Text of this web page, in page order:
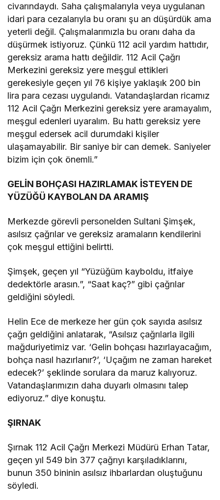
civarındaydı. Saha çalışmalarıyla veya uygulanan
idari para cezalarıyla bu oranı şu an düşürdük ama
yeterli değil. Çalışmalarımızla bu oranı daha da
düşürmek istiyoruz. Çünkü 112 acil yardım hattıdır,
gereksiz arama hattı değildir. 112 Acil Çağrı
Merkezini gereksiz yere meşgul ettikleri
gerekesiyle geçen yıl 76 kişiye yaklaşık 200 bin
lira para cezası uygulandı. Vatandaşlardan ricamız
112 Acil Çağrı Merkezini gereksiz yere aramayalım,
meşgul edenleri uyaralım. Bu hattı gereksiz yere
meşgul edersek acil durumdaki kişiler
ulaşamayabilir. Bir saniye bir can demek. Saniyeler
bizim için çok önemli.”
GELİN BOHÇASI HAZIRLAMAK İSTEYEN DE
YÜZÜĞÜ KAYBOLAN DA ARAMIŞ
Merkezde görevli personelden Sultani Şimşek,
asılsız çağrılar ve gereksiz aramaların kendilerini
çok meşgul ettiğini belirtti.
Şimşek, geçen yıl “Yüzüğüm kayboldu, itfaiye
dedektörle arasın.”, “Saat kaç?” gibi çağrılar
geldiğini söyledi.
Helin Ece de merkeze her gün çok sayıda asılsız
çağrı geldiğini anlatarak, “Asılsız çağrılarla ilgili
mağduriyetimiz var. ‘Gelin bohçası hazırlayacağım,
bohça nasıl hazırlanır?’, ‘Uçağım ne zaman hareket
edecek?’ şeklinde sorulara da maruz kalıyoruz.
Vatandaşlarımızın daha duyarlı olmasını talep
ediyoruz.” diye konuştu.
ŞIRNAK
Şırnak 112 Acil Çağrı Merkezi Müdürü Erhan Tatar,
geçen yıl 549 bin 377 çağrıyı karşıladıklarını,
bunun 350 bininin asılsız ihbarlardan oluştuğunu
söyledi.